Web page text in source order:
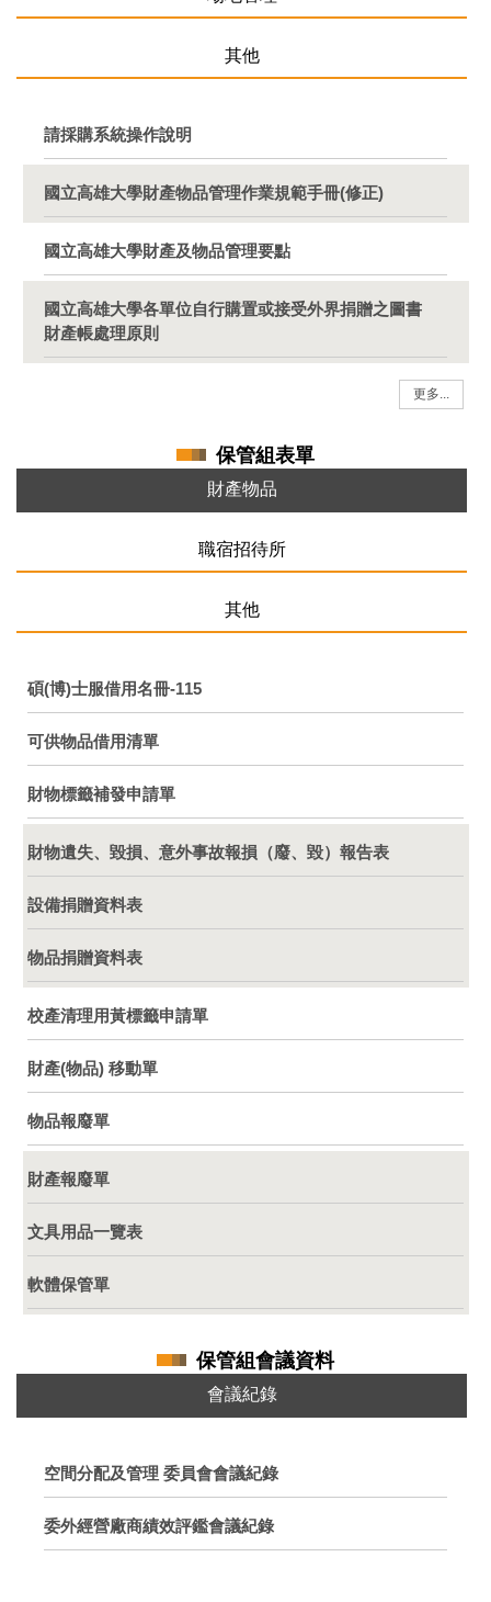
其他
請採購系統操作說明
國立高雄大學財產物品管理作業規範手冊(修正)
國立高雄大學財產及物品管理要點
國立高雄大學各單位自行購置或接受外界捐贈之圖書
財產帳處理原則
更多...
保管組表單
財產物品
職宿招待所
其他
碩(博)士服借用名冊-115
可供物品借用清單
財物標籤補發申請單
財物遺失、毀損、意外事故報損（廢、毀）報告表
設備捐贈資料表
物品捐贈資料表
校產清理用黃標籤申請單
財產(物品) 移動單
物品報廢單
財產報廢單
文具用品一覽表
軟體保管單
保管組會議資料
會議紀錄
空間分配及管理 委員會會議紀錄
委外經營廠商績效評鑑會議紀錄